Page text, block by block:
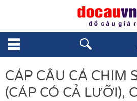
CÁP CÂU CÁ CHIM
(CÁP CÓ CẢ LƯỠI),